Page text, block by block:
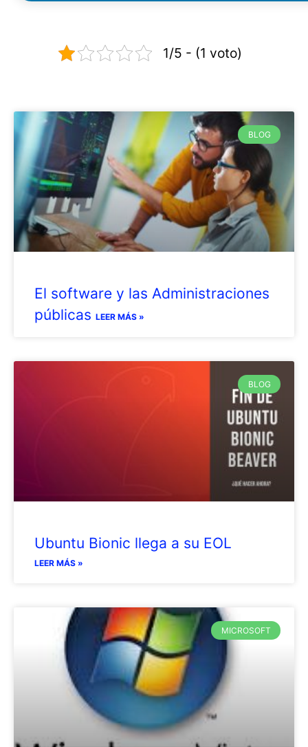
1/5 - (1 voto)
BLOG
El software y las Administraciones
públicas LEER MÁS »
BLOG
Ubuntu Bionic llega a su EOL
LEER MÁS »
MICROSOFT